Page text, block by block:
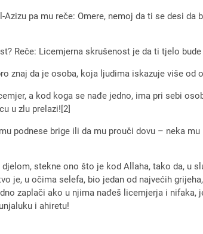
pa mu reče: Omere, nemoj da ti se desi da
Reče: Licemjerna skrušenost je da ti tjelo
znaj da je osoba, koja ljudima iskazuje više od
a kod koga se nađe jedno, ima pri sebi
u zlu prelazi![2]
brige ili da mu prouči dovu – neka mu
stekne ono što je kod Allaha, tako da, u
je, u očima selefa, bio jedan od najvećih
zaplači ako u njima nađeš licemjerja i nifaka,
i ahiretu!